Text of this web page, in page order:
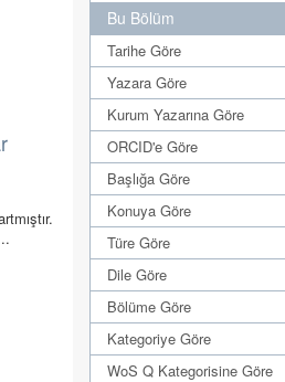
Bu Bölüm
Tarihe Göre
Yazara Göre
Kurum Yazarına Göre
ORCID'e Göre
Başlığa Göre
Konuya Göre
Türe Göre
Dile Göre
Bölüme Göre
Kategoriye Göre
WoS Q Kategorisine Göre